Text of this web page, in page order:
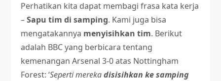
Perhatikan kita dapat membagi frasa kata kerja
–Sapu tim di samping. Kami juga bisa
mengatakannya menyisihkan tim. Berikut
adalah BBC yang berbicara tentang
kemenangan Arsenal 3-0 atas Nottingham
Forest: ‘Seperti merekadisisihkan ke samping